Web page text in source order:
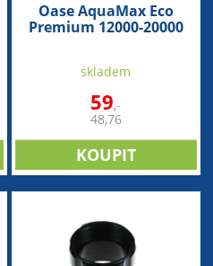
Oase AquaMax Eco
Premium 12000-20000
skladem
59,-
48,76